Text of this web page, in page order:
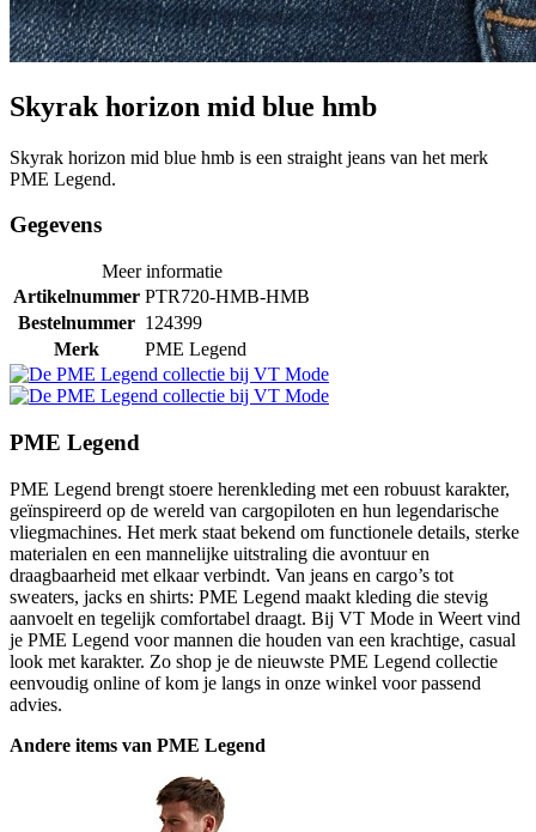
Skyrak horizon mid blue hmb
Skyrak horizon mid blue hmb is een straight jeans van het merk
PME Legend.
Gegevens
Meer informatie
Artikelnummer PTR720-HMB-HMB
Bestelnummer 124399
Merk
PME Legend
PME Legend
PME Legend brengt stoere herenkleding met een robuust karakter,
geïnspireerd op de wereld van cargopiloten en hun legendarische
vliegmachines. Het merk staat bekend om functionele details, sterke
materialen en een mannelijke uitstraling die avontuur en
draagbaarheid met elkaar verbindt. Van jeans en cargo’s tot
sweaters, jacks en shirts: PME Legend maakt kleding die stevig
aanvoelt en tegelijk comfortabel draagt. Bij VT Mode in Weert vind
je PME Legend voor mannen die houden van een krachtige, casual
look met karakter. Zo shop je de nieuwste PME Legend collectie
eenvoudig online of kom je langs in onze winkel voor passend
advies.
Andere items van PME Legend